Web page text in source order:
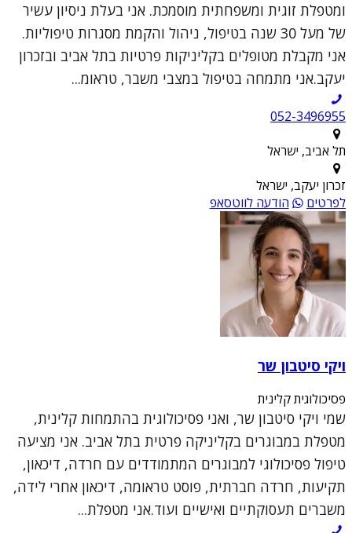
ומטפלת זוגית ומשפחתית מוסמכת. אני בעלת ניסיון עשיר
של מעל 30 שנה בטיפול, ניהול והקמת מסגרות טיפוליות.
אני מקבלת מטופלים בקליניקות פרטיות בתל אביב ובזכרון
יעקב.אני מתמחה בטיפול במצבי משבר, טראומ...
052-3496955
תל אביב, ישראל
זכרון יעקב, ישראל
לפרטים
הודעה לווטסאפ
ויקי סיטבון שר
פסיכולוגית קלינית
שמי ויקי סיטבון שר, ואני פסיכולוגית בהתמחות קלינית,
מטפלת במבוגרים בקליניקה פרטית בתל אביב. אני מציעה
טיפול פסיכולוגי למבוגרים המתמודדים עם חרדה, דיכאון,
תקיעות, חרדה חברתית, פוסט טראומה, דיכאון אחרי לידה,
משברים תעסוקתיים ואישיים ועוד.אני מטפלת...